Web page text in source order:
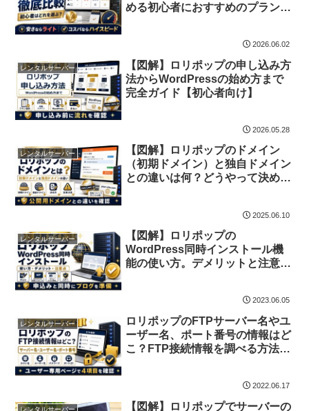
める初心者におすすめのプランは
2026.06.02
レンタルサーバー
【図解】ロリポップの申し込み方
法からWordPressの始め方まで
完全ガイド【初心者向け】
2026.05.28
レンタルサーバー
【図解】ロリポップのドメイン
（初期ドメイン）と独自ドメイン
との違いは何？どうやって決めた
2025.06.10
レンタルサーバー
【図解】ロリポップの
WordPress同時インストール機
能の使い方。デメリットと注意点
2023.06.05
レンタルサーバー
ロリポップのFTPサーバー名やユ
ーザー名、ポート番号の情報はど
こ？FTP接続情報を調べる方法ま
2022.06.17
レンタルサーバー 【図解】ロリポップでサーバーの